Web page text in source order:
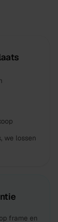
we lossen
frame en